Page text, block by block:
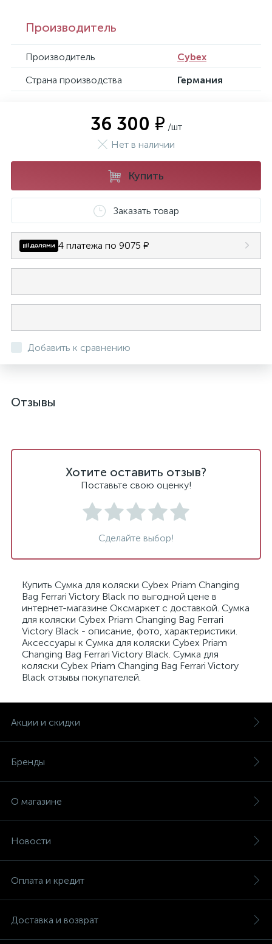
Производитель
Производитель
Cybex
Страна производства
Германия
36 300 ₽ /шт
Нет в наличии
Купить
Заказать товар
4 платежа по 9075 ₽
Добавить к сравнению
Отзывы
Хотите оставить отзыв?
Поставьте свою оценку!
Сделайте выбор!
Купить Сумка для коляски Cybex Priam Changing
Bag Ferrari Victory Black по выгодной цене в
интернет-магазине Оксмаркет с доставкой. Сумка
для коляски Cybex Priam Changing Bag Ferrari
Victory Black - описание, фото, характеристики.
Аксессуары к Сумка для коляски Cybex Priam
Changing Bag Ferrari Victory Black. Сумка для
коляски Cybex Priam Changing Bag Ferrari Victory
Black отзывы покупателей.
Акции и скидки
Бренды
О магазине
Новости
Оплата и кредит
Доставка и возврат